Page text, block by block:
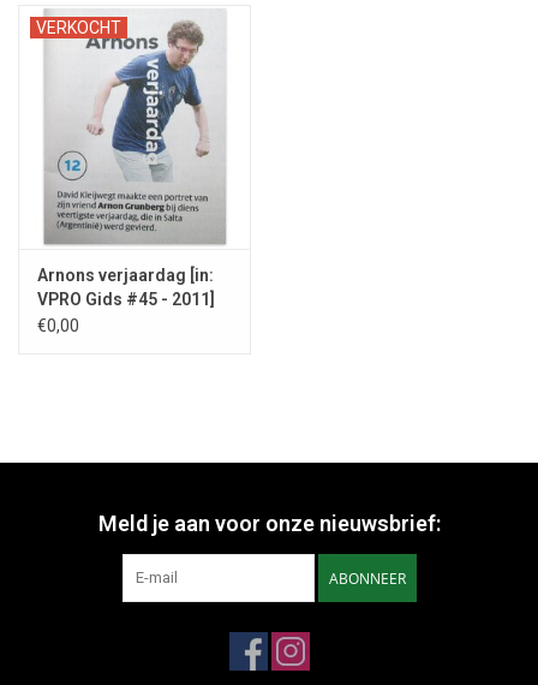
VERKOCHT
Arnons verjaardag [in:
VPRO Gids #45 - 2011]
€0,00
Meld je aan voor onze nieuwsbrief:
ABONNEER